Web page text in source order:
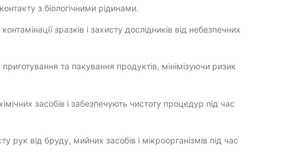
з біологічними рідинами.
зразків і захисту дослідників від небезпечних
та пакування продуктів, мінімізуючи ризик
засобів і забезпечують чистоту процедур під час
рук від бруду, мийних засобів і мікроорганізмів під час